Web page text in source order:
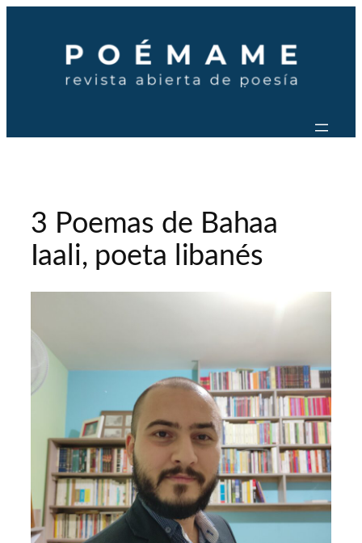
contenido
3 Poemas de Bahaa
Iaali, poeta libanés